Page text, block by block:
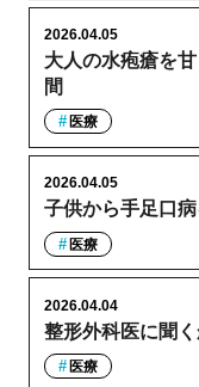
大人の水疱瘡を
間
2026.04.05
医療
子供から手足口
2026.04.05
医療
整形外科医に聞
2026.04.04
医療